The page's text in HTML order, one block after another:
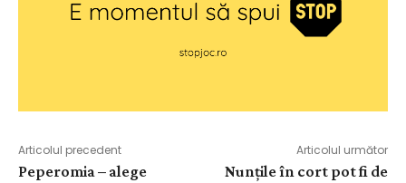
Articolul precedent
Peperomia – alege
Articolul următor
Nunțile în cort pot fi de